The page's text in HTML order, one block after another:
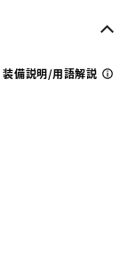
装備説明/用語解説